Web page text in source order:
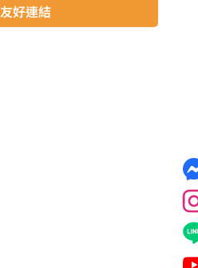
友好連結